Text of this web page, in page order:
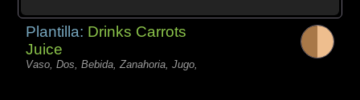
Plantilla: Drinks Carrots
Juice
Vaso, Dos, Bebida, Zanahoria, Jugo,